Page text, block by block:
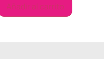
Añadir al carrito